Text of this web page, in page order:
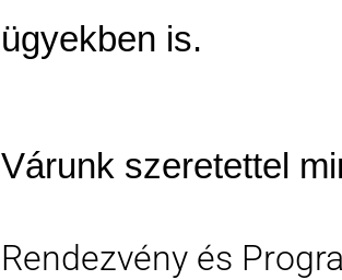
ügyekben is.
Várunk szeretettel
Rendezvény és